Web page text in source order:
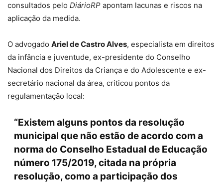
consultados pelo DiárioRP apontam lacunas e riscos na
aplicação da medida.
O advogado Ariel de Castro Alves, especialista em direitos
da infância e juventude, ex-presidente do Conselho
Nacional dos Direitos da Criança e do Adolescente e ex-
secretário nacional da área, criticou pontos da
regulamentação local:
“Existem alguns pontos da resolução
municipal que não estão de acordo com a
norma do Conselho Estadual de Educação
número 175/2019, citada na própria
resolução, como a participação dos